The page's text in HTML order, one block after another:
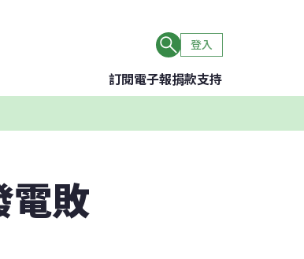
登入
訂閱電子報捐款支持
電敗